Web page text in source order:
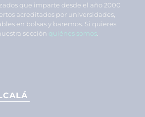
que imparte desde el año 2000
acreditados por universidades,
en bolsas y baremos. Si quieres
sección quiénes somos